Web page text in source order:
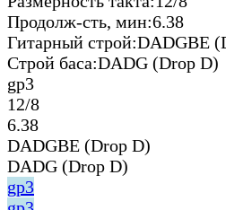
Продолж-сть, мин:6.38
Гитарный строй:DADGBE
Строй баса:DADG (Drop D)
gp3
12/8
6.38
DADGBE (Drop D)
DADG (Drop D)
gp3